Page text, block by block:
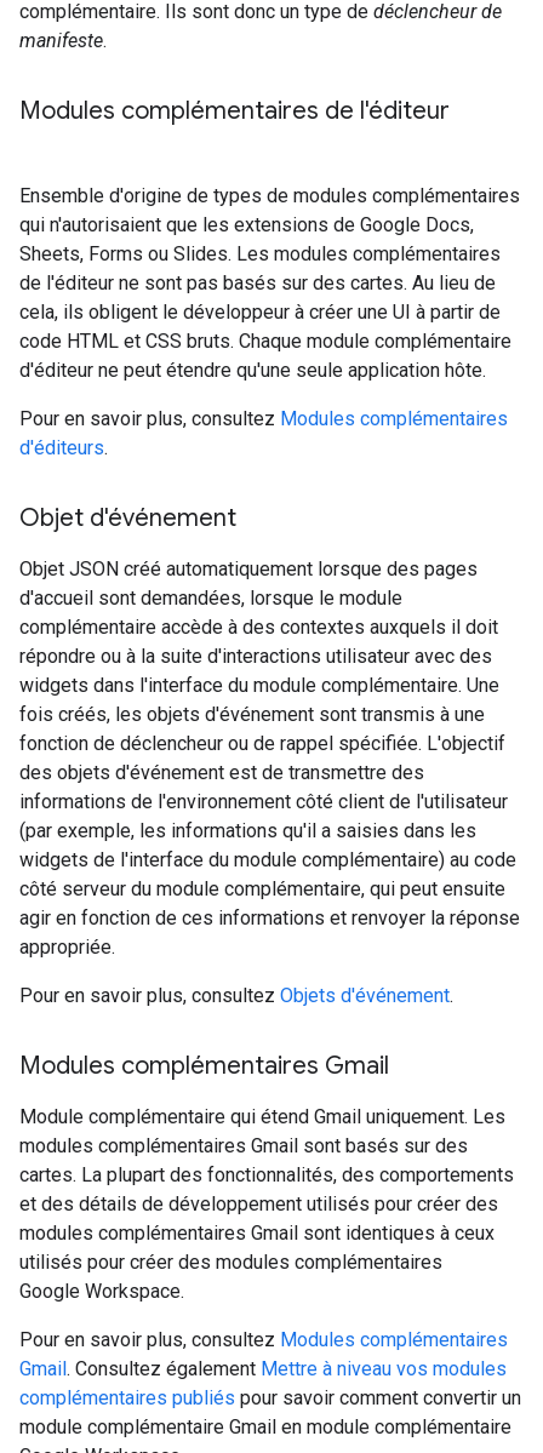
complémentaire. Ils sont donc un type de déclencheur de
manifeste.
Modules complémentaires de l'éditeur
Ensemble d'origine de types de modules complémentaires
qui n'autorisaient que les extensions de Google Docs,
Sheets, Forms ou Slides. Les modules complémentaires
de l'éditeur ne sont pas basés sur des cartes. Au lieu de
cela, ils obligent le développeur à créer une UI à partir de
code HTML et CSS bruts. Chaque module complémentaire
d'éditeur ne peut étendre qu'une seule application hôte.
Pour en savoir plus, consultez Modules complémentaires
d'éditeurs.
Objet d'événement
Objet JSON créé automatiquement lorsque des pages
d'accueil sont demandées, lorsque le module
complémentaire accède à des contextes auxquels il doit
répondre ou à la suite d'interactions utilisateur avec des
widgets dans l'interface du module complémentaire. Une
fois créés, les objets d'événement sont transmis à une
fonction de déclencheur ou de rappel spécifiée. L'objectif
des objets d'événement est de transmettre des
informations de l'environnement côté client de l'utilisateur
(par exemple, les informations qu'il a saisies dans les
widgets de l'interface du module complémentaire) au code
côté serveur du module complémentaire, qui peut ensuite
agir en fonction de ces informations et renvoyer la réponse
appropriée.
Pour en savoir plus, consultez Objets d'événement.
Modules complémentaires Gmail
Module complémentaire qui étend Gmail uniquement. Les
modules complémentaires Gmail sont basés sur des
cartes. La plupart des fonctionnalités, des comportements
et des détails de développement utilisés pour créer des
modules complémentaires Gmail sont identiques à ceux
utilisés pour créer des modules complémentaires
Google Workspace.
Pour en savoir plus, consultez Modules complémentaires
Gmail. Consultez également Mettre à niveau vos modules
complémentaires publiés pour savoir comment convertir un
module complémentaire Gmail en module complémentaire